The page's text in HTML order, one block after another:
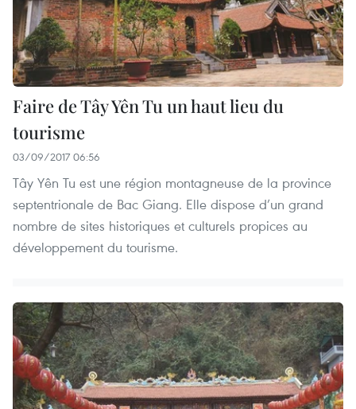
Faire de Tây Yên Tu un haut lieu du
tourisme
03/09/2017 06:56
Tây Yên Tu est une région montagneuse de la province
septentrionale de Bac Giang. Elle dispose d’un grand
nombre de sites historiques et culturels propices au
développement du tourisme.